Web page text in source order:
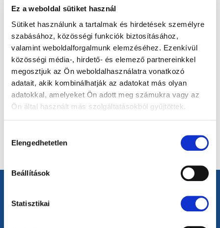
Ez a weboldal sütiket használ
Sütiket használunk a tartalmak és hirdetések személyre
szabásához, közösségi funkciók biztosításához,
valamint weboldalforgalmunk elemzéséhez. Ezenkívül
közösségi média-, hirdető- és elemező partnereinkkel
megosztjuk az Ön weboldalhasználatra vonatkozó
adatait, akik kombinálhatják az adatokat más olyan
adatokkal, amelyeket Ön adott meg számukra vagy az
Ön által használt más szolgáltatásokból gyűjtöttek.
kiválasztása
Elengedhetetlen
Beállítások
Statisztikai
számítógép vezérlésű megmunkáló gépekkel,
polírozás, lézergravírozás és lézerhegesztés)
Szerszámok karbantartása, javítása és
módosítása
Egyedi alkatrészek és berendezések gyártása (pl.
mérősablonok, kivágó berendezések)
Szerszámszállítás saját tehergépkocsikkal
Cégprezentáció letöltése
Géplista letöltése